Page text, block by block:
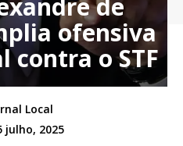
ofensiva
contra o STF
Local
julho, 2025